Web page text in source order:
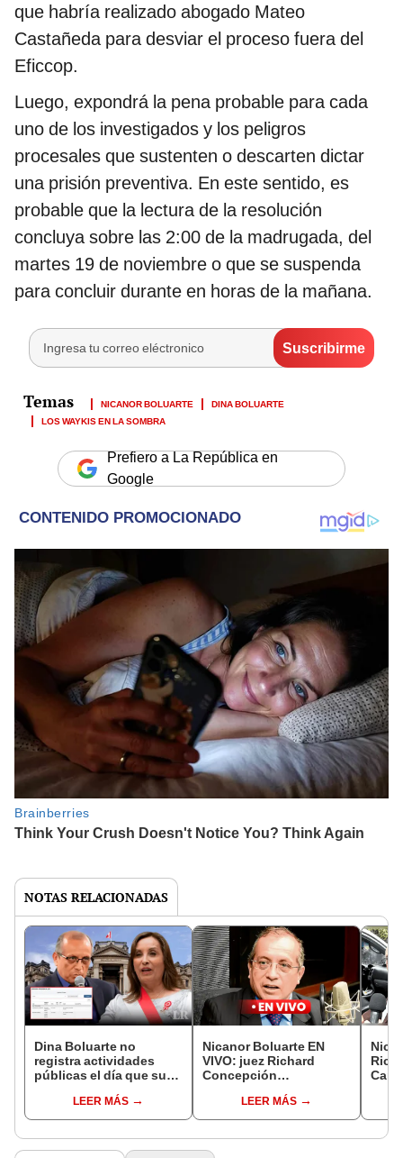
que habría realizado abogado Mateo
Castañeda para desviar el proceso fuera del
Eficcop.
Luego, expondrá la pena probable para cada
uno de los investigados y los peligros
procesales que sustenten o descarten dictar
una prisión preventiva. En este sentido, es
probable que la lectura de la resolución
concluya sobre las 2:00 de la madrugada, del
martes 19 de noviembre o que se suspenda
para concluir durante en horas de la mañana.
NICANOR BOLUARTE
DINA BOLUARTE
LOS WAYKIS EN LA SOMBRA
Prefiero a La República en
Google
NOTAS RELACIONADAS
Dina Boluarte no
registra actividades
públicas el día que su
clandestinidad
LEER MÁS
Nicanor Boluarte EN
VIVO: juez Richard
Concepción
dicta prisión preventiva
contra hermano de Dina
LEER MÁS